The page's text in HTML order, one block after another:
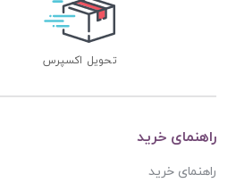
تحویل اکسپرس
راهنمای خرید
راهنمای خرید